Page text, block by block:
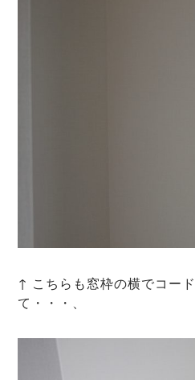
↑ こちらも窓枠の横でコー
て・・・、